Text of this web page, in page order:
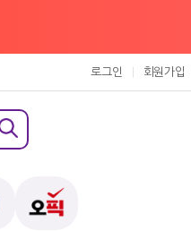
로그인 회원가입